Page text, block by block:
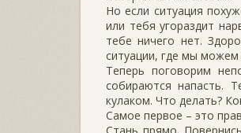
Но если ситуация
или тебя угораздит
тебе ничего нет.
ситуации, где мы можем
Теперь поговорим
собираются напасть.
кулаком. Что делать?
Самое первое – это